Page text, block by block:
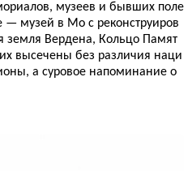
музеев и бывших поле
— музей в Мо с реконструиров
земля Вердена, Кольцо Памят
высечены без различия наци
а суровое напоминание о